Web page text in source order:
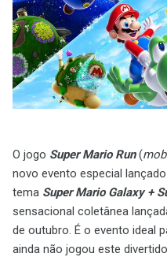
O jogo Super Mario Run(
novo evento especial
tema Super Mario Galaxy +
sensacional coletânea
de outubro. É o evento ideal
ainda não jogou este